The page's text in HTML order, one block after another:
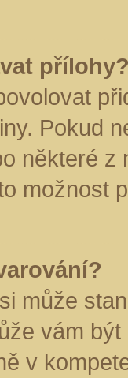
Pokud
některé z
možnost
může
vám
v